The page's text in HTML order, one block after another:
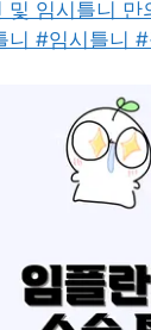
및 임시틀니
니 #임시틀니